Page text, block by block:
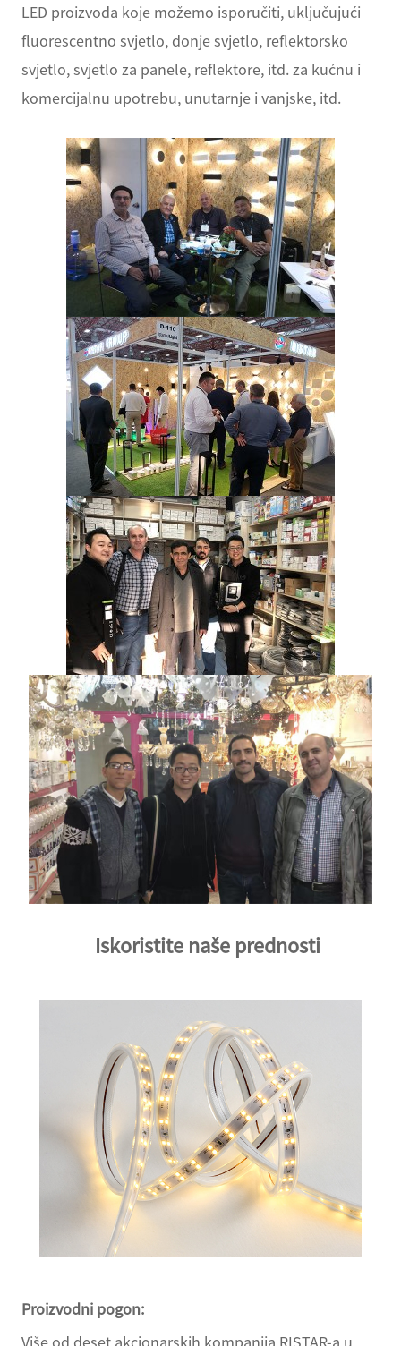
LED proizvoda koje možemo isporučiti, uključujući
fluorescentno svjetlo, donje svjetlo, reflektorsko
svjetlo, svjetlo za panele, reflektore, itd. za kućnu i
komercijalnu upotrebu, unutarnje i vanjske, itd.
Iskoristite naše prednosti
Proizvodni pogon:
Više od deset akcionarskih kompanija RISTAR-a u